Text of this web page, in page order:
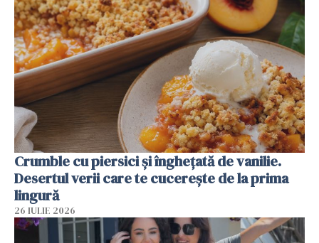
Crumble cu piersici și înghețată de vanilie.
Desertul verii care te cucerește de la prima
lingură
26 IULIE 2026